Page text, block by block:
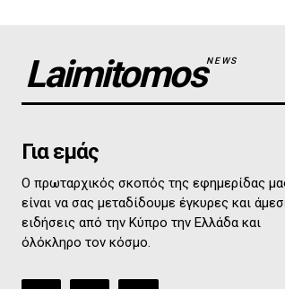
LaimitomosNEWS
Για εμάς
Ο πρωταρχικός σκοπός της εφημερίδας
είναι να σας μεταδίδουμε έγκυρες και
ειδήσεις από την Κύπρο την Ελλάδα και
όλόκληρο τον κόσμο.